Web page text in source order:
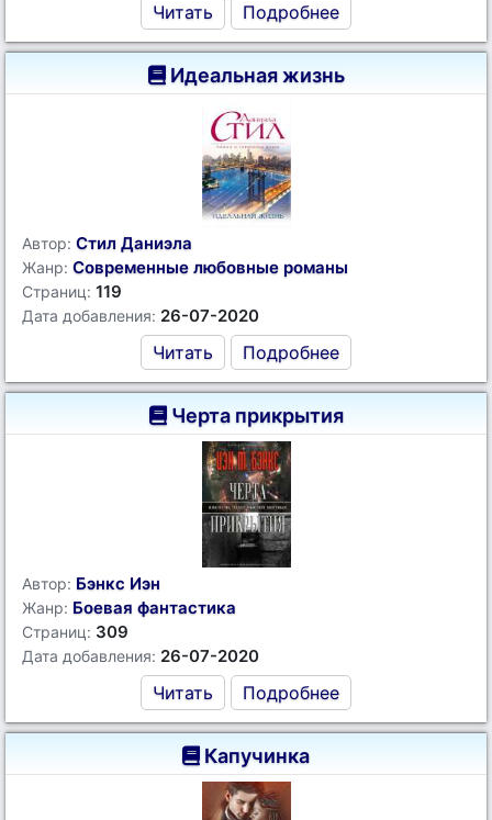
Читать Подробнее
Идеальная жизнь
Автор: Стил Даниэла
Жанр: Современные любовные романы
Страниц: 119
Дата добавления: 26-07-2020
Читать Подробнее
Черта прикрытия
Автор: Бэнкс Иэн
Жанр: Боевая фантастика
Страниц: 309
Дата добавления: 26-07-2020
Читать Подробнее
Капучинка